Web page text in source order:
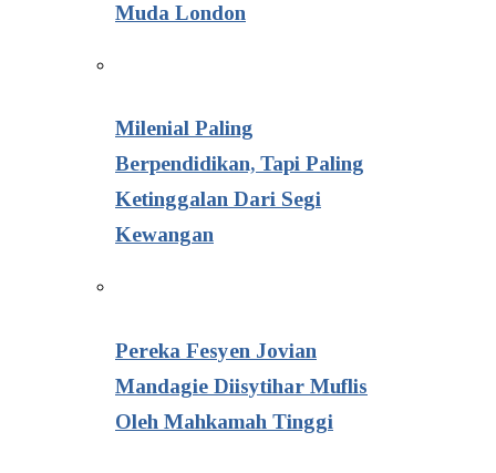
Muda London
Milenial Paling
Berpendidikan, Tapi Paling
Ketinggalan Dari Segi
Kewangan
Pereka Fesyen Jovian
Mandagie Diisytihar Muflis
Oleh Mahkamah Tinggi